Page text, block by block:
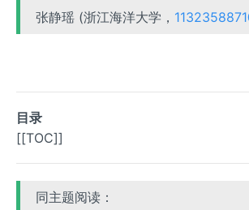
张静瑶 (浙江海洋大学，
目录
[[TOC]]
同主题阅读：